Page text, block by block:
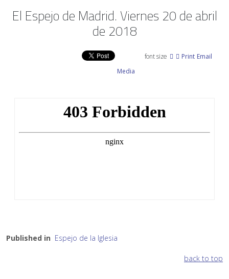
El Espejo de Madrid. Viernes 20 de abril
de 2018
font size Print Email
Media
Published in Espejo de la Iglesia
back to top